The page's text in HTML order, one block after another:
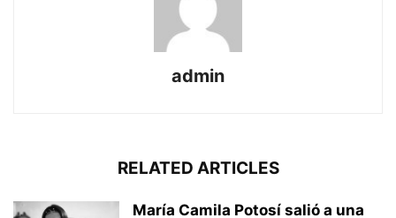
admin
RELATED ARTICLES
María Camila Potosí salió a una